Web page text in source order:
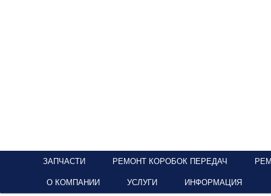
ЗАПЧАСТИ РЕМОНТ КОРОБОК ПЕРЕДАЧ
О КОМПАНИИ УСЛУГИ ИНФОРМАЦИЯ